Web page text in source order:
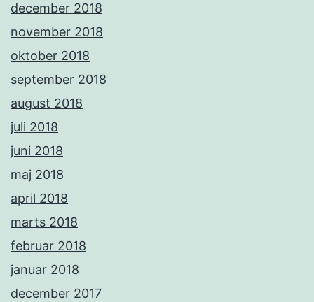
december 2018
november 2018
oktober 2018
september 2018
august 2018
juli 2018
juni 2018
maj 2018
april 2018
marts 2018
februar 2018
januar 2018
december 2017